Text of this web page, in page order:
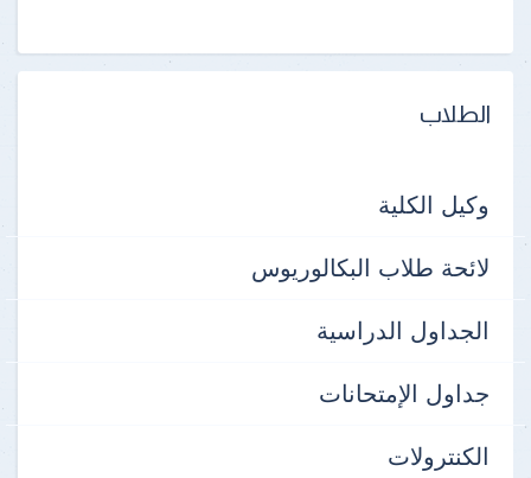
الطلاب
وكيل الكلية
لائحة طلاب البكالوريوس
الجداول الدراسية
جداول الإمتحانات
الكنترولات